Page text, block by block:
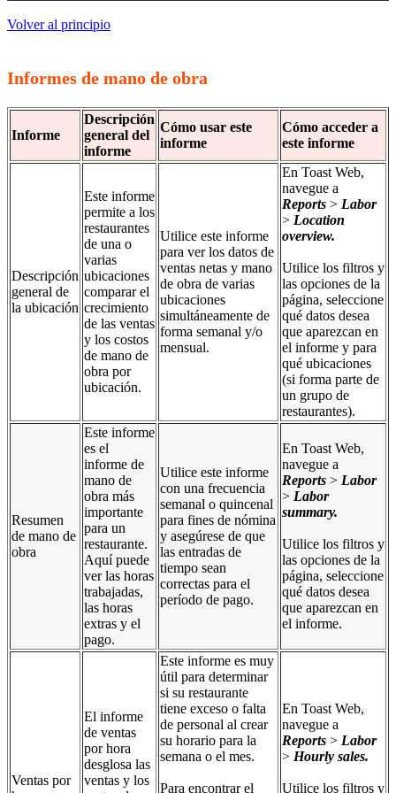
Volver al principio
Informes de mano de obra
Informe
Descripción
general del
informe
Cómo usar este
informe
Cómo acceder a
este informe
Descripción
general de
la ubicación
Este informe
permite a los
restaurantes
de una o
varias
ubicaciones
comparar el
crecimiento
de las ventas
y los costos
de mano de
obra por
ubicación.
Utilice este informe
para ver los datos de
ventas netas y mano
de obra de varias
ubicaciones
simultáneamente de
forma semanal y/o
mensual.
En Toast Web,
navegue a
Reports > Labor
> Location
overview.
Utilice los filtros y
las opciones de la
página, seleccione
qué datos desea
que aparezcan en
el informe y para
qué ubicaciones
(si forma parte de
un grupo de
restaurantes).
Resumen
de mano de
obra
Este informe
es el
informe de
mano de
obra más
importante
para un
restaurante.
Aquí puede
ver las horas
trabajadas,
las horas
extras y el
pago.
Utilice este informe
con una frecuencia
semanal o quincenal
para fines de nómina
y asegúrese de que
las entradas de
tiempo sean
correctas para el
período de pago.
En Toast Web,
navegue a
Reports > Labor
> Labor
summary.
Utilice los filtros y
las opciones de la
página, seleccione
qué datos desea
que aparezcan en
el informe.
Ventas por
El informe
de ventas
por hora
desglosa las
ventas y los
Este informe es muy
útil para determinar
si su restaurante
tiene exceso o falta
de personal al crear
su horario para la
semana o el mes.
Para encontrar el
En Toast Web,
navegue a
Reports > Labor
> Hourly sales.
Utilice los filtros y